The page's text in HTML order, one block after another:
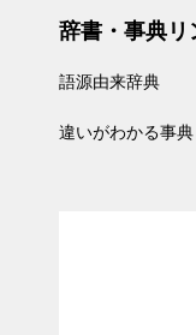
辞書・事典リ
語源由来辞典
違いがわかる事典